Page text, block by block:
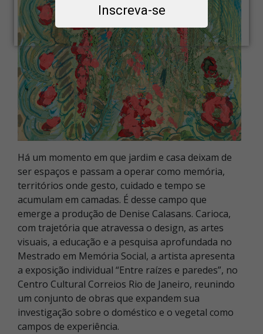
Inscreva-se
Há um momento em que jardim e casa deixam de
ser espaços e passam a operar como memória,
territórios onde gesto, cuidado e tempo se
acumulam em camadas. É desse campo que
emerge a produção de Denise Calasans. Carioca,
com trajetória que atravessa o design, as artes
visuais, a educação e a pesquisa aprofundada no
Mestrado em Memória Social, a artista apresenta
a exposição individual “Entre raízes e paredes”, no
Centro Cultural Correios Rio de Janeiro, reunindo
um conjunto de obras que expandem sua
investigação sobre o doméstico e o vegetal como
campos de experiência.